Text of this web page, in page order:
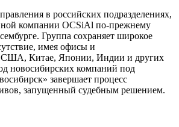
в российских подразделениях,
компании OCSiAl по-прежнему
Группа сохраняет широкое
имея офисы и
США, Китае, Японии, Индии и других
новосибирских компаний под
завершает процесс
запущенный судебным решением.